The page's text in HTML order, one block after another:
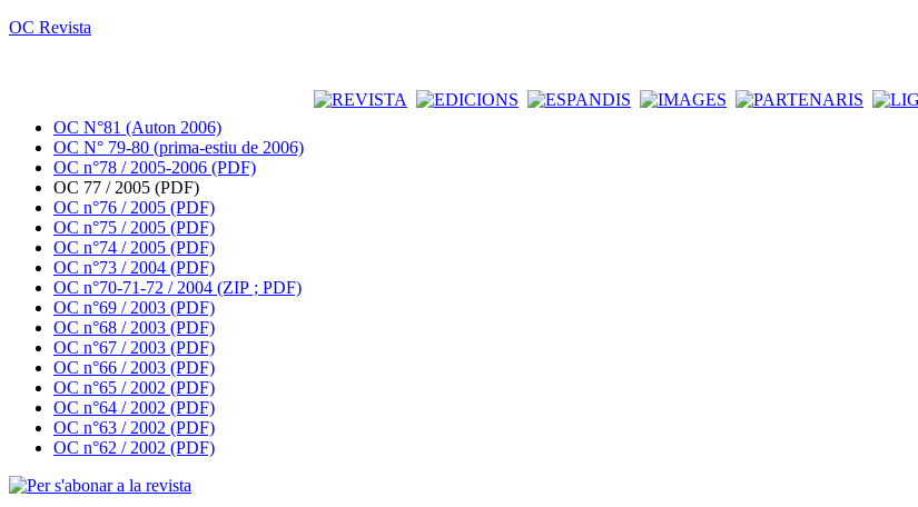
OC Revista
OC N°81 (Auton 2006)
OC N° 79-80 (prima-estiu de 2006)
OC n°78 / 2005-2006 (PDF)
OC 77 / 2005 (PDF)
OC n°76 / 2005 (PDF)
OC n°75 / 2005 (PDF)
OC n°74 / 2005 (PDF)
OC n°73 / 2004 (PDF)
OC n°70-71-72 / 2004 (ZIP ; PDF)
OC n°69 / 2003 (PDF)
OC n°68 / 2003 (PDF)
OC n°67 / 2003 (PDF)
OC n°66 / 2003 (PDF)
OC n°65 / 2002 (PDF)
OC n°64 / 2002 (PDF)
OC n°63 / 2002 (PDF)
OC n°62 / 2002 (PDF)